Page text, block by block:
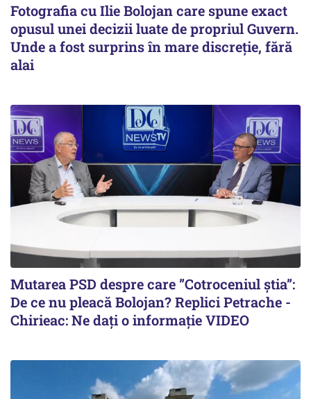
Fotografia cu Ilie Bolojan care spune exact
opusul unei decizii luate de propriul Guvern.
Unde a fost surprins în mare discreție, fără
alai
Mutarea PSD despre care ”Cotroceniul știa”:
De ce nu pleacă Bolojan? Replici Petrache -
Chirieac: Ne dați o informație VIDEO